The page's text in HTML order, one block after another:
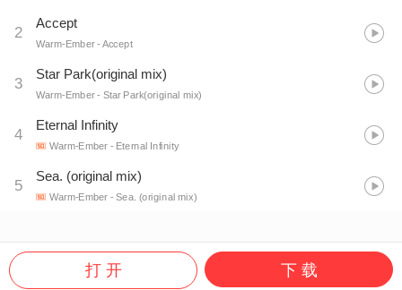
2
Accept
Warm-Ember- Accept
3
Star Park(original mix)
Warm-Ember- Star Park(original mix)
4
Eternal Infinity
Warm-Ember - Eternal Infinity
5
Sea. (original mix)
Warm-Ember - Sea. (original mix)
打 开 下 载